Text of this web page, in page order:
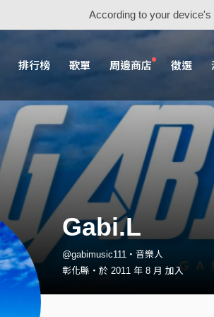
According to your
排行榜 歌單 周邊商店 徵選
Gabi.L
@gabimusic111・音樂人
彰化縣・於 2011 年 8 月 加入